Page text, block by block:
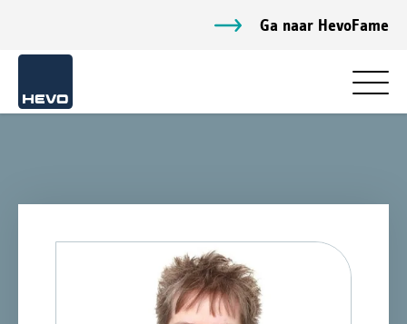
Ga naar HevoFame